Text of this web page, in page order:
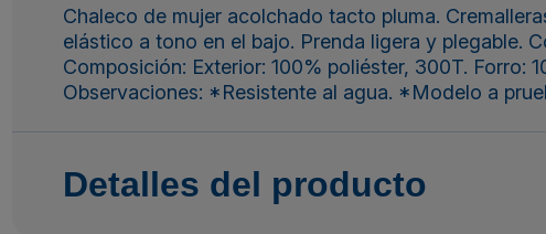
Chaleco de mujer acolchado tacto pluma.
elástico a tono en el bajo. Prenda ligera y plegable.
Composición: Exterior: 100% poliéster, 300T. Forro:
Observaciones: *Resistente al agua. *Modelo a
Detalles del producto